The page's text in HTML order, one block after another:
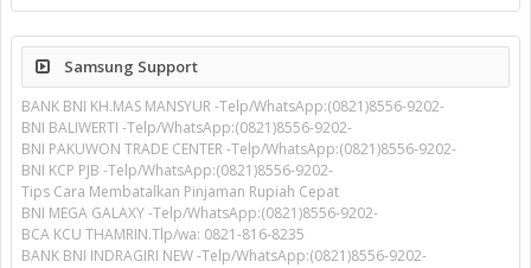
Samsung Support
BANK BNI KH.MAS MANSYUR -Telp/WhatsApp:(0821)8556-9202-
BNI BALIWERTI -Telp/WhatsApp:(0821)8556-9202-
BNI PAKUWON TRADE CENTER -Telp/WhatsApp:(0821)8556-9202-
BNI KCP PJB -Telp/WhatsApp:(0821)8556-9202-
Tips Cara Membatalkan Pinjaman Rupiah Cepat
BNI MEGA GALAXY -Telp/WhatsApp:(0821)8556-9202-
BCA KCU THAMRIN.Tlp/wa: 0821-816-8235
BANK BNI INDRAGIRI NEW -Telp/WhatsApp:(0821)8556-9202-